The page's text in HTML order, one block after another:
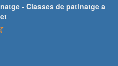
- Classes de patinatge a